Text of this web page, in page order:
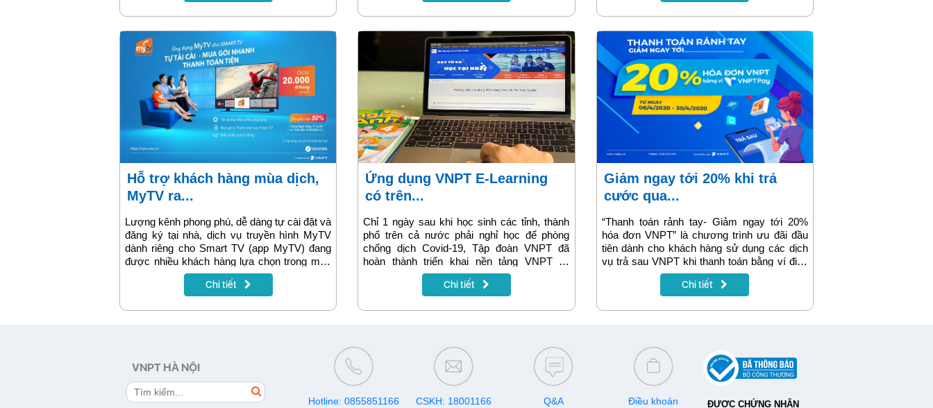
đánh giá cao bởi tính ổn định và tiện lợi.
Hỗ trợ khách hàng mùa dịch,
MyTV ra...
Lượng kênh phong phú, dễ dàng tự cài đặt và
đăng ký tại nhà, dịch vụ truyền hình MyTV
dành riêng cho Smart TV (app MyTV) đang
được nhiều khách hàng lựa chọn trong mùa
dịch. Mới đây nhất, ứng dụng MyTV tiếp tục
cập nhật tiện ích thanh toán trả trước online,
trong Ngày Vàng.
Chi tiết
Ứng dụng VNPT E-Learning
có trên...
Chỉ 1 ngày sau khi học sinh các tỉnh, thành
phố trên cả nước phải nghỉ học để phòng
chống dịch Covid-19, Tập đoàn VNPT đã
hoàn thành triển khai nền tảng VNPT E-
Learning tại trường Tiểu học và Trung học cơ
sở Archimedes (Hà Nội) và một số trường
này, đã hàng trăm trường học với hàng triệu
trong mùa dịch bệnh.
Chi tiết
Giảm ngay tới 20% khi trả
cước qua...
“Thanh toán rảnh tay- Giảm ngay tới 20%
hóa đơn VNPT” là chương trình ưu đãi đầu
tiên dành cho khách hàng sử dụng các dịch
vụ trả sau VNPT khi thanh toán bằng ví điện
tử VNPT Pay. Giờ đây chỉ cần ngồi nhà,
chẳng cần đi xa vẫn nhận được quà lại không
Chi tiết
VNPT HÀ NỘI
Hotline: 0855851166 CSKH: 18001166 Q&A Điều khoản ĐƯỢC CHỨNG NHẬN